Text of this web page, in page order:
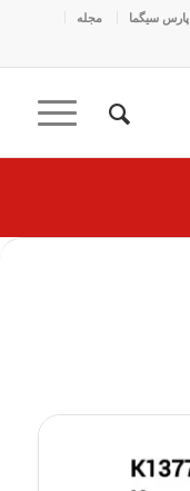
پارس سیگما
مجله